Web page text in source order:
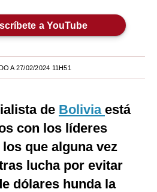
a YouTube
A 27/02/2024 11H51
de Bolivia está
con los líderes
que alguna vez
lucha por evitar
dólares hunda la